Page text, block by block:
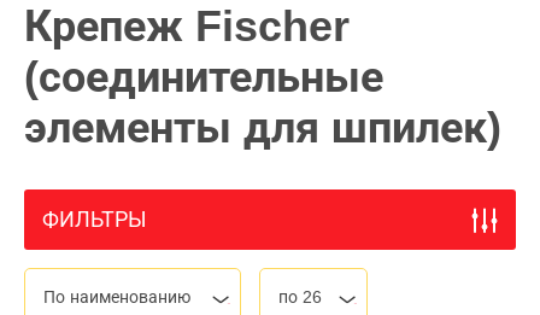
Крепеж Fischer
(соединительные
элементы для шпилек)
ФИЛЬТРЫ
По наименованию по 26